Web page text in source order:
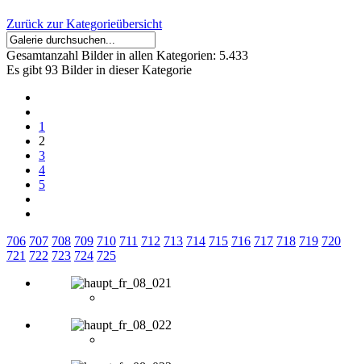
Zurück zur Kategorieübersicht
Gesamtanzahl Bilder in allen Kategorien: 5.433
Es gibt 93 Bilder in dieser Kategorie
1
2
3
4
5
706 707 708 709 710 711 712 713 714 715 716 717 718 719 720
721 722 723 724 725